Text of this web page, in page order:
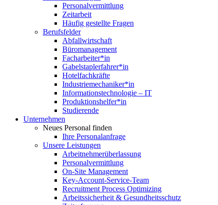
Perso­nal­ver­mittlung
Zeitarbeit
Häufig gestellte Fragen
Berufs­felder
Abfall­wirt­schaft
Büroma­nagement
Facharbeiter*in
Gabelstaplerfahrer*in
Hotel­fach­kräfte
Industriemechaniker*in
Infor­ma­ti­ons­tech­no­logie – IT
Produktionshelfer*in
Studie­rende
Unter­nehmen
Neues Personal finden
Ihre Perso­nal­an­frage
Unsere Leistungen
Arbeit­neh­mer­über­lassung
Perso­nal­ver­mittlung
On-Site Management
Key-Account-Service-Team
Recruitment Process Optimizing
Arbeits­si­cherheit & Gesundheitsschutz